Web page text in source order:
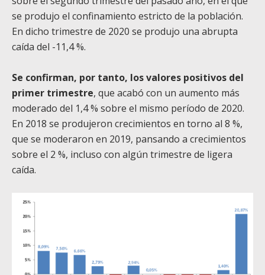
se produjo el confinamiento estricto de la población.
En dicho trimestre de 2020 se produjo una abrupta
caída del -11,4 %.
Se confirman, por tanto, los valores positivos del
primer trimestre, que acabó con un aumento más
moderado del 1,4 % sobre el mismo período de 2020.
En 2018 se produjeron crecimientos en torno al 8 %,
que se moderaron en 2019, pansando a crecimientos
sobre el 2 %, incluso con algún trimestre de ligera
caída.